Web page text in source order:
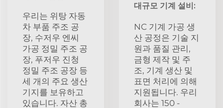
우리는 위탕 자동
차 부품 주조 공
장, 수저우 엔씨
가공 정밀 주조 공
장, 푸저우 진청
정밀 주조 공장 등
세 개의 주요 생산
기지를 보유하고
있습니다. 자산 총
대규모 기계 설비:
NC 기계 가공 생
산 공정은 기술 지
원과 품질 관리,
금형 제작 및 주
조, 기계 생산 및
표면 처리에 의해
지원됩니다. 우리
회사는 150 -